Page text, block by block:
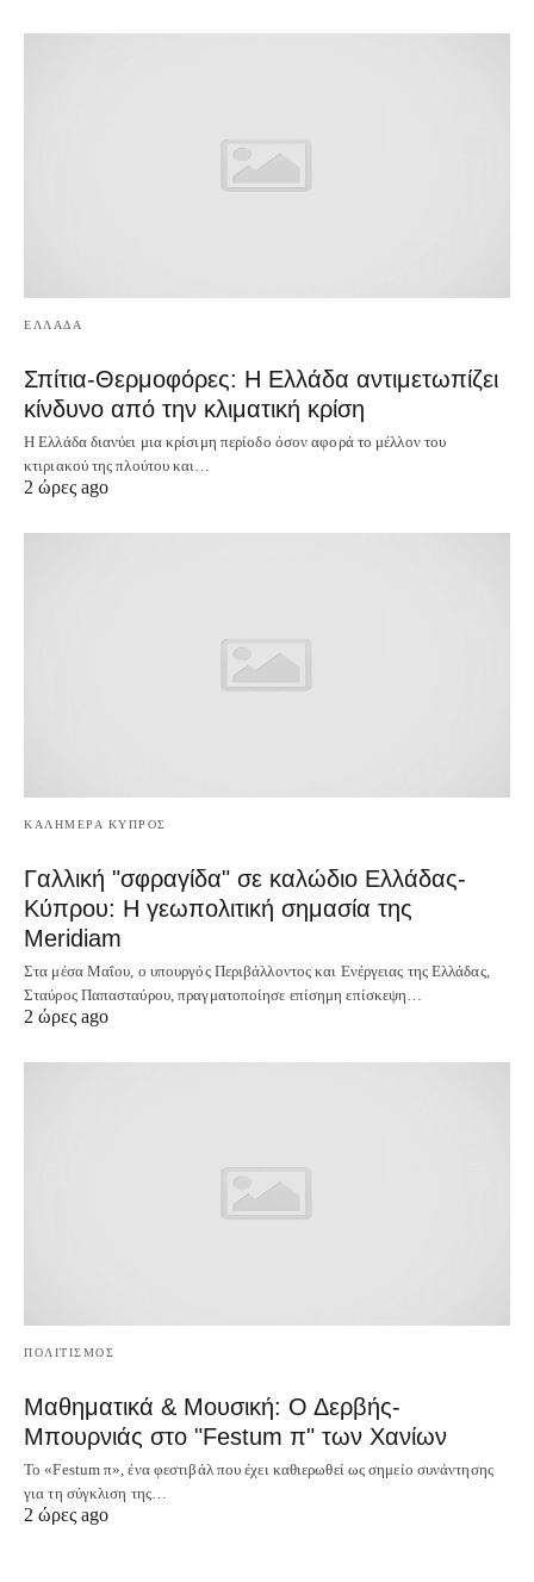
ΕΛΛΑΔΑ
Σπίτια-Θερμοφόρες: Η Ελλάδα αντιμετωπίζει
κίνδυνο από την κλιματική κρίση
Η Ελλάδα διανύει μια κρίσιμη περίοδο όσον αφορά το μέλλον του
κτιριακού της πλούτου και…
2 ώρες ago
ΚΑΛΗΜΕΡΑ ΚΥΠΡΟΣ
Γαλλική "σφραγίδα" σε καλώδιο Ελλάδας-
Κύπρου: Η γεωπολιτική σημασία της
Meridiam
Στα μέσα Μαΐου, ο υπουργός Περιβάλλοντος και Ενέργειας της Ελλάδας,
Σταύρος Παπασταύρου, πραγματοποίησε επίσημη επίσκεψη…
2 ώρες ago
ΠΟΛΙΤΙΣΜΟΣ
Μαθηματικά & Μουσική: Ο Δερβής-
Μπουρνιάς στο "Festum π" των Χανίων
Το «Festum π», ένα φεστιβάλ που έχει καθιερωθεί ως σημείο συνάντησης
για τη σύγκλιση της…
2 ώρες ago